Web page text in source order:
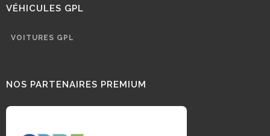
VÉHICULES GPL
VOITURES GPL
NOS PARTENAIRES PREMIUM